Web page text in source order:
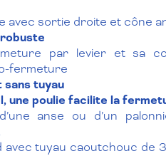
avec sortie droite et cône
par levier et sa
fermeture
tuyau
une poulie facilite la
anse ou d’un
avec tuyau caoutchouc de